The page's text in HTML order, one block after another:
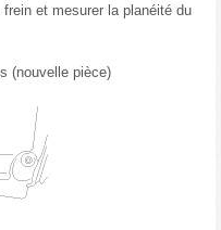
et mesurer la planéité du
(nouvelle pièce)